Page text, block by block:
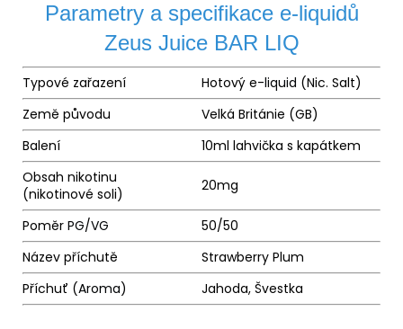
Parametry a specifikace e-liquidů
Zeus Juice BAR LIQ
Typové zařazení Hotový e-liquid (Nic. Salt)
Země původu
Velká Británie (GB)
Balení
10ml lahvička s kapátkem
Obsah nikotinu
(nikotinové soli)
20mg
Poměr PG/VG
50/50
Název příchutě
Strawberry Plum
Příchuť (Aroma) Jahoda, Švestka